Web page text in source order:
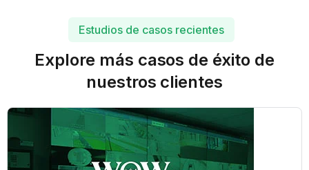
Estudios de casos recientes
Explore más casos de éxito de
nuestros clientes